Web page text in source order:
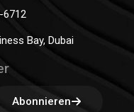
6712
Bay, Dubai
Abonnieren